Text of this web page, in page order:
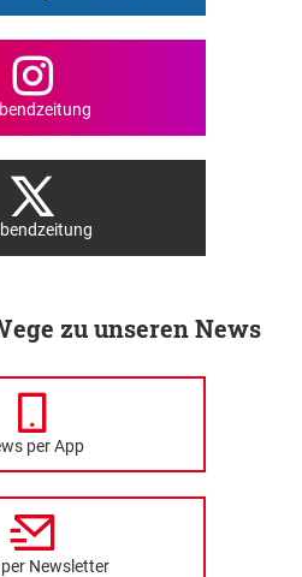
zu unseren News
per App
Newsletter